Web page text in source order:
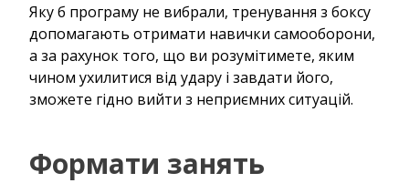
Яку б програму не вибрали, тренування з боксу
допомагають отримати навички самооборони,
а за рахунок того, що ви розумітимете, яким
чином ухилитися від удару і завдати його,
зможете гідно вийти з неприємних ситуацій.
Формати занять